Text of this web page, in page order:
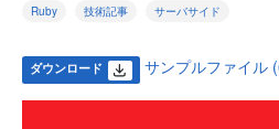
Ruby 技術記事 サーバサイド
ダウンロード サンプルファイル